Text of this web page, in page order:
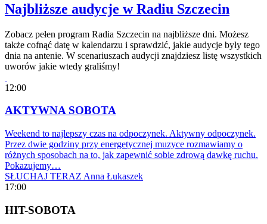
Najbliższe audycje w Radiu Szczecin
Zobacz pełen program Radia Szczecin na najbliższe dni. Możesz
także cofnąć datę w kalendarzu i sprawdzić, jakie audycje były tego
dnia na antenie. W scenariuszach audycji znajdziesz listę wszystkich
uworów jakie wtedy graliśmy!
12:00
AKTYWNA SOBOTA
Weekend to najlepszy czas na odpoczynek. Aktywny odpoczynek.
Przez dwie godziny przy energetycznej muzyce rozmawiamy o
różnych sposobach na to, jak zapewnić sobie zdrową dawkę ruchu.
Pokazujemy…
SŁUCHAJ TERAZ Anna Łukaszek
17:00
HIT-SOBOTA